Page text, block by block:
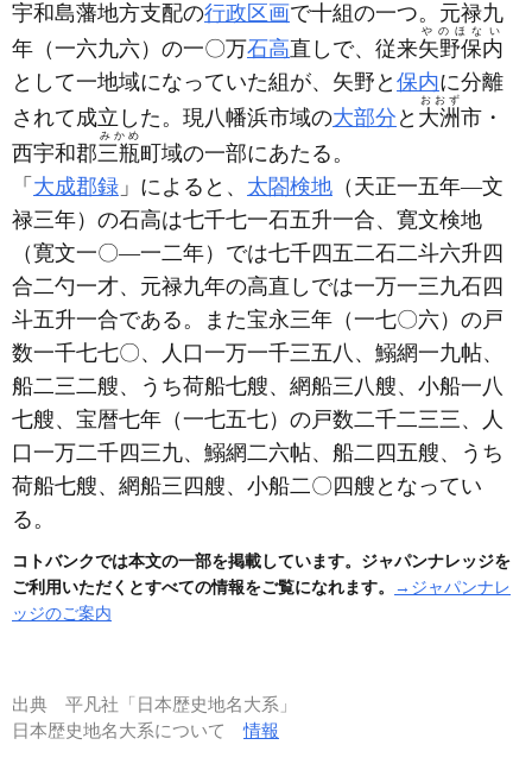
宇和島藩地方支配の行政区画で十組の一つ。元禄九
年 （一六九六） の一〇万石高直しで、従来矢野保内
やのほない
として一地域になっていた組が、矢野と 保内に分離
されて成立した。現八幡浜市域の大部分 と 大洲
おおず
市・
西宇和郡三瓶
みかめ
町域の一部にあたる。
「 大成郡録 」によると、 太閤検地 （天正一五年―文
禄三年） の石高は七千七一石五升一合、寛文検地
（寛文一〇―一二年） では七千四五二石二斗六升四
合二勺一才、元禄九年の高直しでは一万一三九石四
斗五升一合である。また宝永三年 （一七〇六） の戸
数一千七七〇、人口一万一千三五八、鰯網一九帖、
船二三二艘、うち荷船七艘、網船三八艘、小船一八
七艘、宝暦七年 （一七五七） の戸数二千二三三、人
口一万二千四三九、鰯網二六帖、船二四五艘、うち
荷船七艘、網船三四艘、小船二〇四艘となってい
る。
コトバンクでは本文の一部を掲載しています。ジャパンナレッジを
ご利用いただくとすべての情報をご覧になれます。
→ジャパンナレ
ッジのご案内
出典 平凡社「日本歴史地名大系」
日本歴史地名大系について情報